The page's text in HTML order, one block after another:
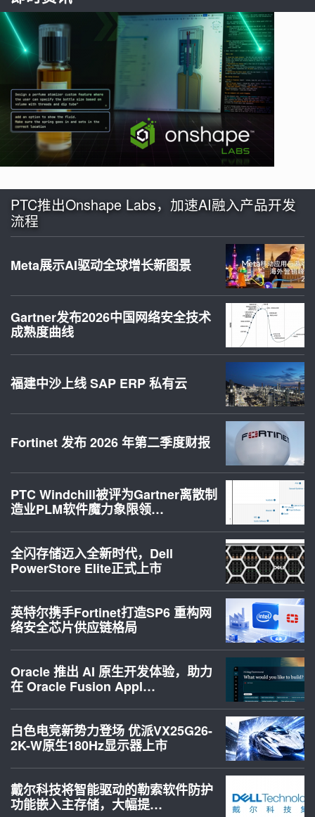
PTC推出Onshape Labs，加速AI融入产品开发
流程
Meta展示AI驱动全球增长新图景
Gartner发布2026中国网络安全技术
成熟度曲线
福建中沙上线 SAP ERP 私有云
Fortinet 发布 2026 年第二季度财报
PTC Windchill被评为Gartner离散制
造业PLM软件魔力象限领…
全闪存储迈入全新时代，Dell
PowerStore Elite正式上市
英特尔携手Fortinet打造SP6 重构网
络安全芯片供应链格局
Oracle 推出 AI 原生开发体验，助力
在 Oracle Fusion Appl…
白色电竞新势力登场 优派VX25G26-
2K-W原生180Hz显示器上市
戴尔科技将智能驱动的勒索软件防护
功能嵌入主存储，大幅提…